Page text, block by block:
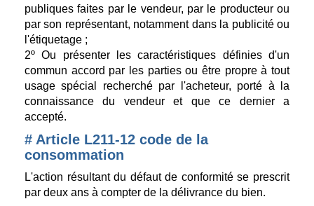
publiques faites par le vendeur, par le producteur ou
par son représentant, notamment dans la publicité ou
l'étiquetage ;
2º Ou présenter les caractéristiques définies d'un
commun accord par les parties ou être propre à tout
usage spécial recherché par l'acheteur, porté à la
connaissance du vendeur et que ce dernier a
accepté.
# Article L211-12 code de la
consommation
L'action résultant du défaut de conformité se prescrit
par deux ans à compter de la délivrance du bien.